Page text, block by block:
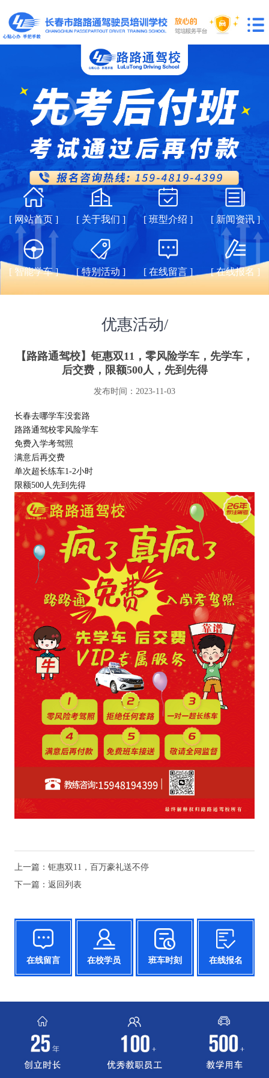
[ 网站首页 ] [ 关于我们 ] [ 班型介绍 ] [ 新闻资讯 ]
[ 智能学车 ] [ 特别活动 ] [ 在线留言 ] [ 在线报名 ]
优惠活动/
【路路通驾校】钜惠双11，零风险学车，先学车，
后交费，限额500人，先到先得
发布时间：2023-11-03
长春去哪学车没套路
路路通驾校零风险学车
免费入学考驾照
满意后再交费
单次超长练车1-2小时
限额500人先到先得
上一篇： 钜惠双11，百万豪礼送不停
下一篇： 返回列表
在线留言 在校学员 班车时刻 在线报名